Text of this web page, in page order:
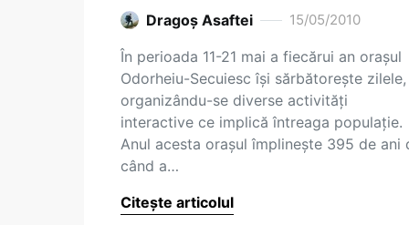
Dragoş Asaftei 15/05/2010
În perioada 11-21 mai a fiecărui an oraşul
Odorheiu-Secuiesc îşi sărbătoreşte zilele,
organizându-se diverse activităţi
interactive ce implică întreaga populaţie.
Anul acesta oraşul împlineşte 395 de ani
când a…
Citește articolul